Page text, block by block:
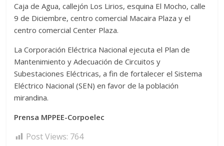
Caja de Agua, callejón Los Lirios, esquina El Mocho, calle
9 de Diciembre, centro comercial Macaira Plaza y el
centro comercial Center Plaza.
La Corporación Eléctrica Nacional ejecuta el Plan de
Mantenimiento y Adecuación de Circuitos y
Subestaciones Eléctricas, a fin de fortalecer el Sistema
Eléctrico Nacional (SEN) en favor de la población
mirandina.
Prensa MPPEE-Corpoelec
Post Views: 764